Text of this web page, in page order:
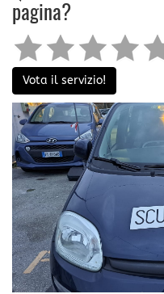
pagina?
Vota il servizio!